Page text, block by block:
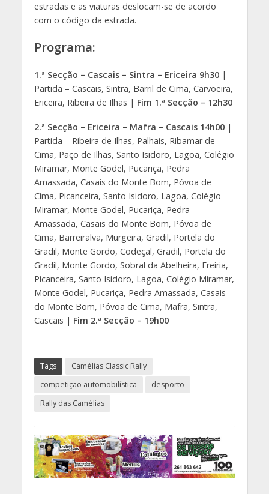
estradas e as viaturas deslocam-se de acordo
com o código da estrada.
Programa:
1.ª Secção – Cascais – Sintra – Ericeira 9h30|
Partida – Cascais, Sintra, Barril de Cima, Carvoeira,
Ericeira, Ribeira de Ilhas | Fim 1.ª Secção – 12h30
2.ª Secção – Ericeira – Mafra – Cascais 14h00|
Partida – Ribeira de Ilhas, Palhais, Ribamar de
Cima, Paço de Ilhas, Santo Isidoro, Lagoa, Colégio
Miramar, Monte Godel, Pucariça, Pedra
Amassada, Casais do Monte Bom, Póvoa de
Cima, Picanceira, Santo Isidoro, Lagoa, Colégio
Miramar, Monte Godel, Pucariça, Pedra
Amassada, Casais do Monte Bom, Póvoa de
Cima, Barreiralva, Murgeira, Gradil, Portela do
Gradil, Monte Gordo, Codeçal, Gradil, Portela do
Gradil, Monte Gordo, Sobral da Abelheira, Freiria,
Picanceira, Santo Isidoro, Lagoa, Colégio Miramar,
Monte Godel, Pucariça, Pedra Amassada, Casais
do Monte Bom, Póvoa de Cima, Mafra, Sintra,
Cascais | Fim 2.ª Secção – 19h00
Tags
Camélias Classic Rally
competição automobilística
desporto
Rally das Camélias